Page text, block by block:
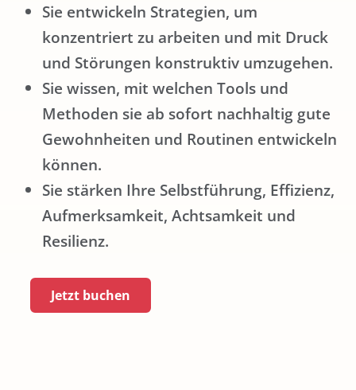
Sie entwickeln Strategien, um
konzentriert zu arbeiten und mit Druck
und Störungen konstruktiv umzugehen.
Sie wissen, mit welchen Tools und
Methoden sie ab sofort nachhaltig gute
Gewohnheiten und Routinen entwickeln
können.
Sie stärken Ihre Selbstführung, Effizienz,
Aufmerksamkeit, Achtsamkeit und
Resilienz.
Jetzt buchen